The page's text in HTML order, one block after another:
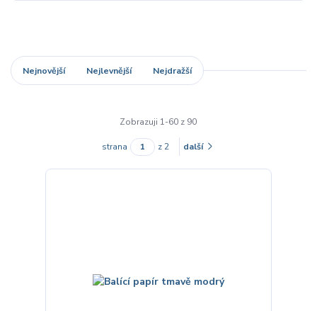
Nejnovější Nejlevnější Nejdražší
Zobrazuji 1-60 z 90
strana z 2 další